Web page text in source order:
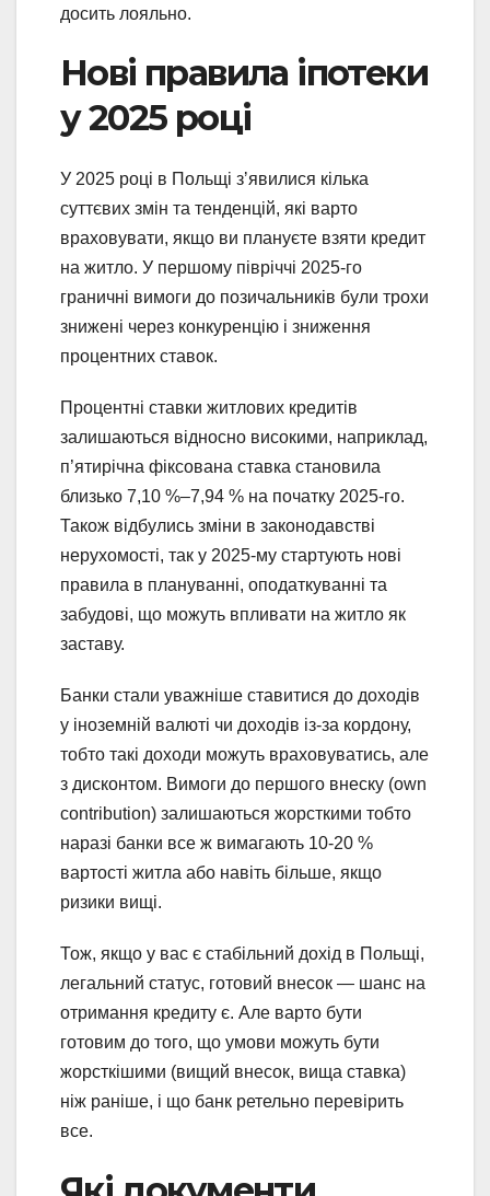
досить лояльно.
Нові правила іпотеки
у 2025 році
У 2025 році в Польщі зʼявилися кілька
суттєвих змін та тенденцій, які варто
враховувати, якщо ви плануєте взяти кредит
на житло. У першому півріччі 2025-го
граничні вимоги до позичальників були трохи
знижені через конкуренцію і зниження
процентних ставок.
Процентні ставки житлових кредитів
залишаються відносно високими, наприклад,
п’ятирічна фіксована ставка становила
близько 7,10 %–7,94 % на початку 2025-го.
Також відбулись зміни в законодавстві
нерухомості, так у 2025-му стартують нові
правила в плануванні, оподаткуванні та
забудові, що можуть впливати на житло як
заставу.
Банки стали уважніше ставитися до доходів
у іноземній валюті чи доходів із-за кордону,
тобто такі доходи можуть враховуватись, але
з дисконтом. Вимоги до першого внеску (own
contribution) залишаються жорсткими тобто
наразі банки все ж вимагають 10-20 %
вартості житла або навіть більше, якщо
ризики вищі.
Тож, якщо у вас є стабільний дохід в Польщі,
легальний статус, готовий внесок — шанс на
отримання кредиту є. Але варто бути
готовим до того, що умови можуть бути
жорсткішими (вищий внесок, вища ставка)
ніж раніше, і що банк ретельно перевірить
все.